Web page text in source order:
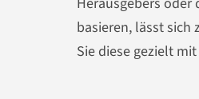
basieren, lässt sich
Sie diese gezielt